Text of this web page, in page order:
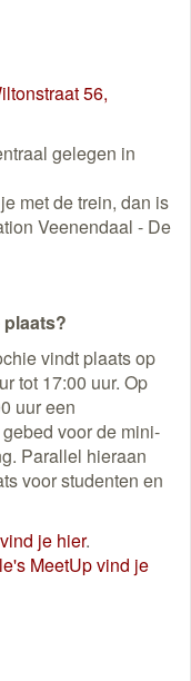
56,
gelegen in
met de trein, dan is
Veenendaal - De
vindt plaats op
tot 17:00 uur. Op
uur een
voor de mini-
Parallel hieraan
voor studenten en
je hier.
MeetUp vind je